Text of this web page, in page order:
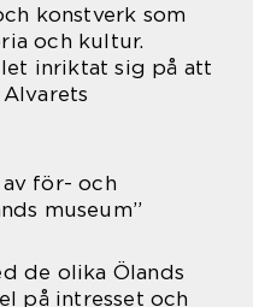
konstverk som
och kultur.
inriktat sig på att
för- och
museum”
de olika Ölands
på intresset och